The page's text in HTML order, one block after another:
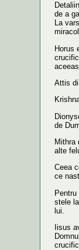
de a
La
Horus
Attis
de
Mithra
alte
Ceea
ce
stele
lui.
Iisus